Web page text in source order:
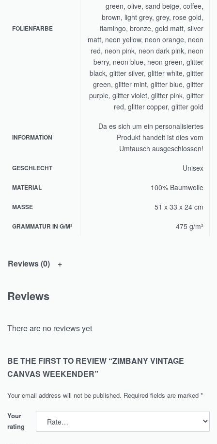
FOLIENFARBE
green, olive, sand beige, coffee,
brown, light grey, grey, rose gold,
flamingo, bronze, gold matt, silver
matt, neon yellow, neon orange, neon
red, neon pink, neon dark pink, neon
berry, neon blue, neon green, glitter
black, glitter silver, glitter white, glitter
green, glitter mint, glitter blue, glitter
purple, glitter violet, glitter pink, glitter
red, glitter copper, glitter gold
INFORMATION
Da es sich um ein personalisiertes
Produkt handelt ist dies vom
Umtausch ausgeschlossen!
GESCHLECHT Unisex
MATERIAL 100% Baumwolle
MASSE 51 x 33 x 24 cm
GRAMMATUR IN G/M² 475 g/m²
Reviews (0)
Reviews
There are no reviews yet
BE THE FIRST TO REVIEW “ZIMBANY VINTAGE
CANVAS WEEKENDER”
Your email address will not be published. Required fields are marked *
Your
rating